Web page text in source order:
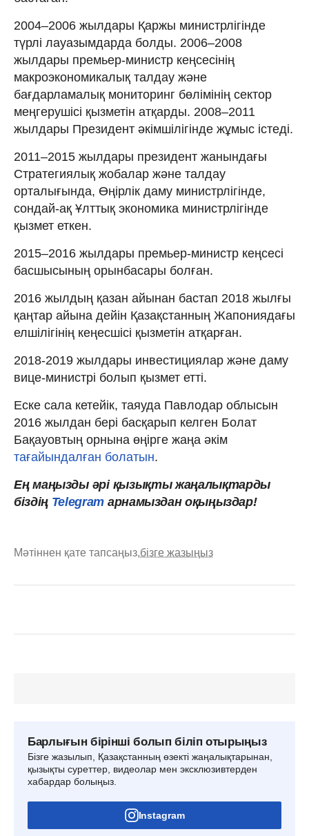
2004–2006 жылдары Қаржы министрлігінде
түрлі лауазымдарда болды. 2006–2008
жылдары премьер-министр кеңсесінің
макроэкономикалық талдау және
бағдарламалық мониторинг бөлімінің сектор
меңгерушісі қызметін атқарды. 2008–2011
жылдары Президент әкімшілігінде жұмыс істеді.
2011–2015 жылдары президент жанындағы
Стратегиялық жобалар және талдау
орталығында, Өңірлік даму министрлігінде,
сондай-ақ Ұлттық экономика министрлігінде
қызмет еткен.
2015–2016 жылдары премьер-министр кеңсесі
басшысының орынбасары болған.
2016 жылдың қазан айынан бастап 2018 жылғы
қаңтар айына дейін Қазақстанның Жапониядағы
елшілігінің кеңесшісі қызметін атқарған.
2018-2019 жылдары инвестициялар және даму
вице-министрі болып қызмет етті.
Еске сала кетейік, таяуда Павлодар облысын
2016 жылдан бері басқарып келген Болат
Бақауовтың орнына өңірге жаңа әкім
тағайындалған болатын.
Ең маңызды әрі қызықты жаңалықтарды
біздің Telegram арнамыздан оқыңыздар!
Мәтіннен қате тапсаңыз,бізге жазыңыз
Барлығын бірінші болып біліп отырыңыз
Бізге жазылып, Қазақстанның өзекті жаңалықтарынан,
қызықты суреттер, видеолар мен эксклюзивтерден
хабардар болыңыз.
Instagram